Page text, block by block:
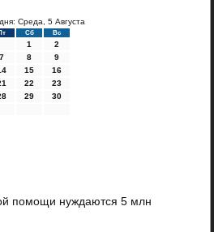
Среда, 5 Августа
Сб Вс
1
2
7 8
9
15
16
22
23
29
30
помощи нуждаются 5 млн